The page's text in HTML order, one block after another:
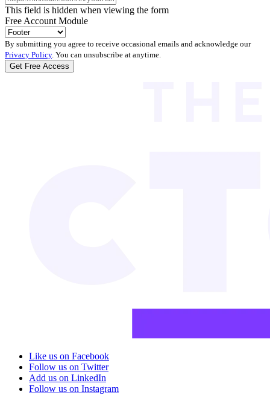
This field is hidden when viewing the form
Free Account Module
By submitting you agree to receive occasional emails and acknowledge our
Privacy Policy. You can unsubscribe at anytime.
Like us on Facebook
Follow us on Twitter
Add us on LinkedIn
Follow us on Instagram